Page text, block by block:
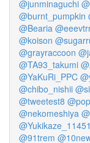
@junminaguchi
@burnt_pumpkin
@Bearia
@koison
@grayraccoon
@TA93_takumi
@YaKuRi_PPC
@chibo_nishii
@tweetest8
@nekomeshiya
@91trem